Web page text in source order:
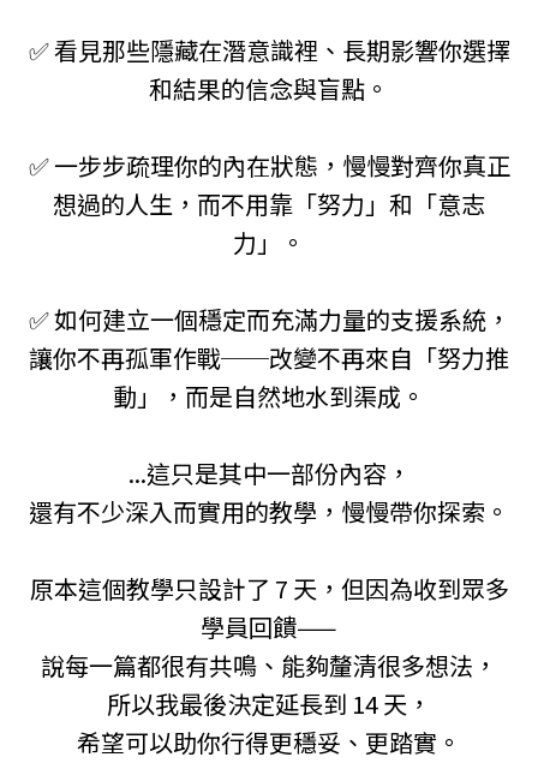
✅ 看見那些隱藏在潛意識裡、長期影響你選擇
和結果的信念與盲點。
✅ 一步步疏理你的內在狀態，慢慢對齊你真正
想過的人生，而不用靠「努力」和「意志
力」。
✅ 如何建立一個穩定而充滿力量的支援系統，
讓你不再孤軍作戰──改變不再來自「努力推
動」，而是自然地水到渠成。
...這只是其中一部份內容，
還有不少深入而實用的教學，慢慢帶你探索。
原本這個教學只設計了 7 天，但因為收到眾多
學員回饋——
說每一篇都很有共鳴、能夠釐清很多想法，
所以我最後決定延長到 14 天，
希望可以助你行得更穩妥、更踏實。